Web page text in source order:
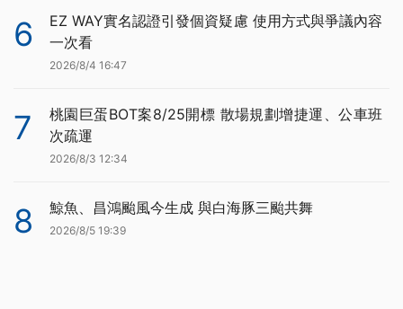
6
EZ WAY實名認證引發個資疑慮 使用方式與爭議內容
一次看
2026/8/4 16:47
7
桃園巨蛋BOT案8/25開標 散場規劃增捷運、公車班
次疏運
2026/8/3 12:34
8 鯨魚、昌鴻颱風今生成 與白海豚三颱共舞
2026/8/5 19:39